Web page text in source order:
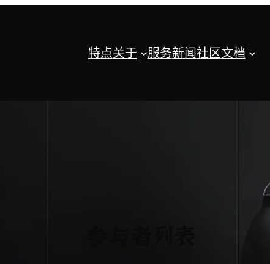
特点关于 服务新闻 社区 文档